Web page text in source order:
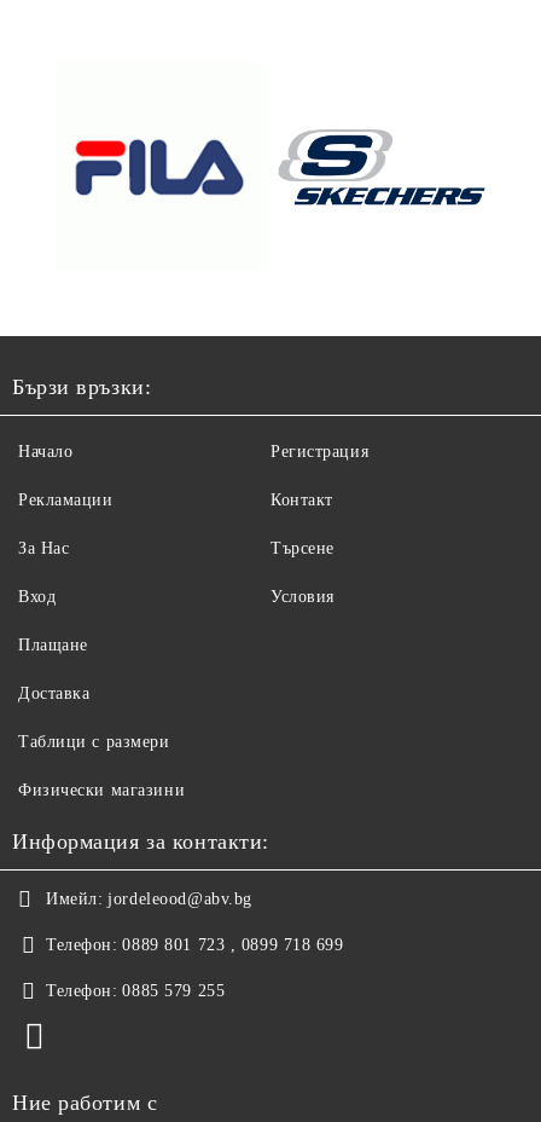
Бързи връзки:
Начало
Рекламации
За Нас
Вход
Регистрация
Контакт
Търсене
Условия
Плащане
Доставка
Таблици с размери
Физически магазини
Информация за контакти:
Имейл: jordeleood@abv.bg
Телефон: 0889 801 723 , 0899 718 699
Телефон: 0885 579 255
Ние работим с